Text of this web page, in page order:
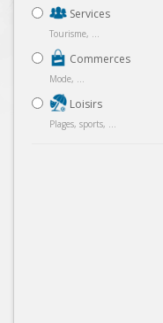
Services
Tourisme, ...
Commerces
Mode, ...
Loisirs
Plages, sports, ...